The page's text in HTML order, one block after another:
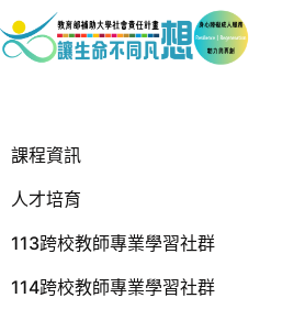
至
容課程資訊
人才培育
113跨校教師專業學習社群
114跨校教師專業學習社群